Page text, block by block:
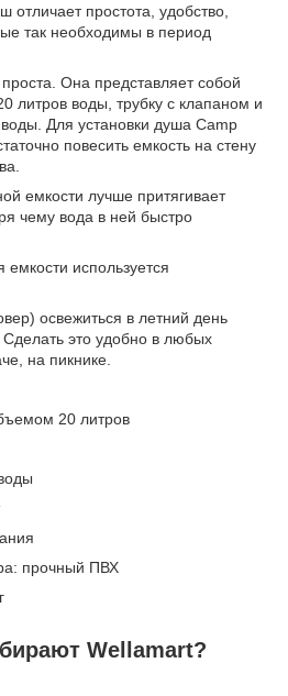
простота, удобство,
так необходимы в период
Она представляет собой
литров воды, трубку с клапаном и
Для установки душа Camp
повесить емкость на стену
емкости лучше притягивает
чему вода в ней быстро
используется
освежиться в летний день
это удобно в любых
на пикнике.
20 литров
прочный ПВХ
Wellamart?